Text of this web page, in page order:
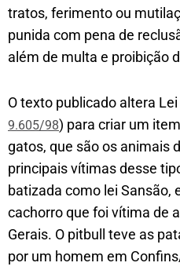
tratos, ferimento ou
punida com pena de
além de multa e proibição
O texto publicado altera
9.605/98) para criar um
gatos, que são os animais
principais vítimas desse
batizada como lei Sansão,
cachorro que foi vítima de
Gerais. O pitbull teve as
por um homem em